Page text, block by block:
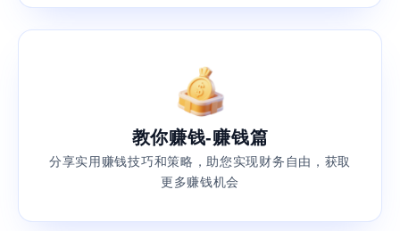
教你赚钱-赚钱篇
分享实用赚钱技巧和策略，助您实现财务自由，获取
更多赚钱机会